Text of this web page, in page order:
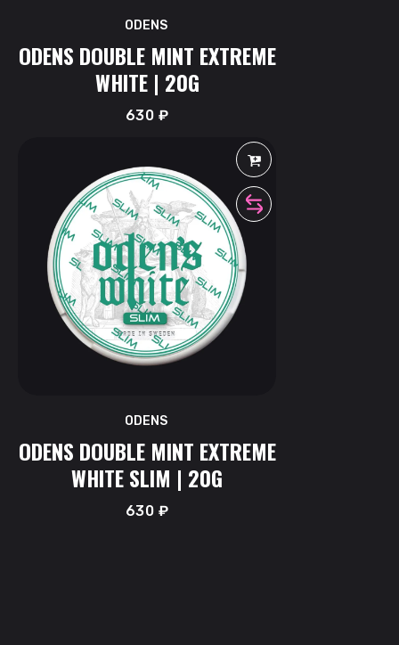
ODENS
ODENS DOUBLE MINT EXTREME
WHITE | 20G
630 ₽
ODENS
ODENS DOUBLE MINT EXTREME
WHITE SLIM | 20G
630 ₽